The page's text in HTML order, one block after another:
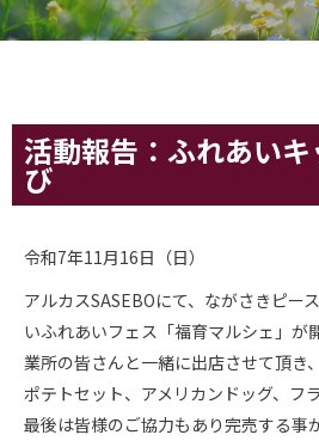
活動報告：ふれあい
び
令和7年11月16日（日）
アルカスSASEBOにて、ながさきピー
いふれあいフェス「福育マルシェ」が
業所の皆さんと一緒に出店させて頂き、
ポテトセット、アメリカンドッグ、フ
最後は皆様のご協力もあり完売する事